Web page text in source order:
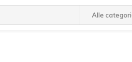
Alle